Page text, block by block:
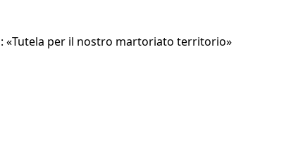
«Tutela per il nostro martoriato territorio»